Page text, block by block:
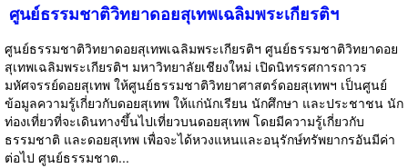
ศูนย์ธรรมชาติวิทยาดอยสุเทพเฉลิมพระเกียรติฯ
ศูนย์ธรรมชาติวิทยาดอยสุเทพเฉลิมพระเกียรติฯ ศูนย์ธรรมชาติวิทยาดอย
สุเทพเฉลิมพระเกียรติฯ มหาวิทยาลัยเชียงใหม่ เปิดนิทรรศการถาวร
มหัศจรรย์ดอยสุเทพ ให้ศูนย์ธรรมชาติวิทยาศาสตร์ดอยสุเทพฯ เป็นศูนย์
ข้อมูลความรู้เกี่ยวกับดอยสุเทพ ให้แก่นักเรียน นักศึกษา และประชาชน นัก
ท่องเที่ยวที่จะเดินทางขึ้นไปเที่ยวบนดอยสุเทพ โดยมีความรู้เกี่ยวกับ
ธรรมชาติ และดอยสุเทพ เพื่อจะได้หวงแหนและอนุรักษ์ทรัพยากรอันมีค่า
ต่อไป ศูนย์ธรรมชาต...